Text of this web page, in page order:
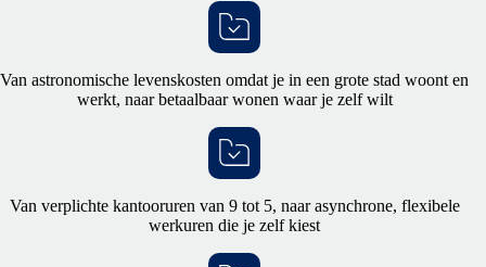
Van astronomische levenskosten omdat je in een grote stad woont en
werkt, naar betaalbaar wonen waar je zelf wilt
Van verplichte kantooruren van 9 tot 5, naar asynchrone, flexibele
werkuren die je zelf kiest